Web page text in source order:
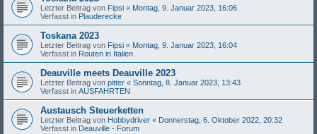
Letzter Beitrag von Fipsi « Montag, 9. Januar 2023, 16:06
Verfasst in Plauderecke
Toskana 2023
Letzter Beitrag von Fipsi « Montag, 9. Januar 2023, 16:04
Verfasst in Routen in Italien
Deauville meets Deauville 2023
Letzter Beitrag von pitter « Sonntag, 8. Januar 2023, 13:43
Verfasst in AUSFAHRTEN
Austausch Steuerketten
Letzter Beitrag von Hobbydriver « Donnerstag, 6. Oktober 2022, 20:32
Verfasst in Deauville - Forum